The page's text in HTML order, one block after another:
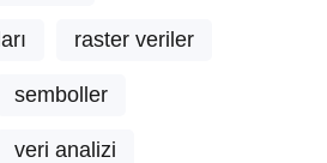
raster veriler
semboller
veri analizi